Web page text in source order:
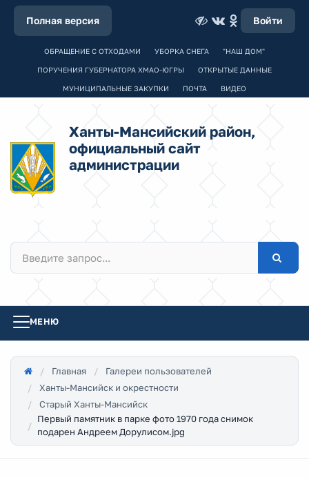
Полная версия Войти
ОБРАЩЕНИЕ С ОТХОДАМИ УБОРКА СНЕГА "НАШ ДОМ"
ПОРУЧЕНИЯ ГУБЕРНАТОРА ХМАО-ЮГРЫ ОТКРЫТЫЕ ДАННЫЕ
МУНИЦИПАЛЬНЫЕ ЗАКУПКИ ПОЧТА ВИДЕО
Ханты-Мансийский район,
официальный сайт
администрации
МЕНЮ
Главная
Галереи пользователей
Ханты-Мансийск и окрестности
Старый Ханты-Мансийск
Первый памятник в парке фото 1970 года снимок
подарен Андреем Дорулисом.jpg